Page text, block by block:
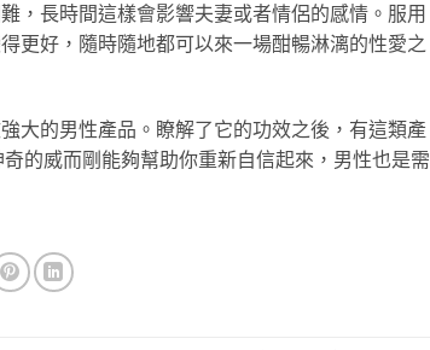
，長時間這樣會影響夫妻或者情侶的感情。服用
更好，隨時隨地都可以來一場酣暢淋漓的性愛之
大的男性產品。瞭解了它的功效之後，有這類產
的威而剛能夠幫助你重新自信起來，男性也是需